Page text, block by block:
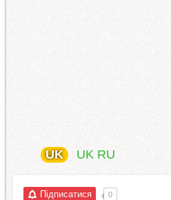
UK UK RU
Підписатися 0